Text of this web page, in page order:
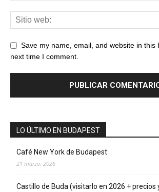
Save my name, email, and website in this
next time I comment.
LO ÚLTIMO EN BUDAPEST
Café New York de Budapest
21 marzo, 2026
Castillo de Buda (visitarlo en 2026 + precios